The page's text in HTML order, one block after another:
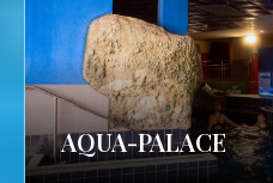
AQUA-PALACE